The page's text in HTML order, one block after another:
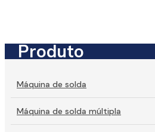
Produto
Máquina de solda
Máquina de solda múltipla